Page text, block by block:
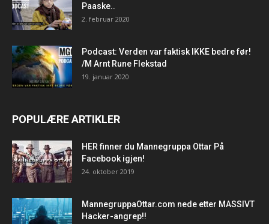
Paaske..
2. februar 2020
Podcast: Verden var faktisk IKKE bedre før!
/M Arnt Rune Flekstad
19. januar 2020
POPULÆRE ARTIKLER
HER finner du Mannegruppa Ottar På
Facebook igjen!
24. oktober 2019
MannegruppaOttar.com nede etter MASSIVT
Hacker-angrep!!